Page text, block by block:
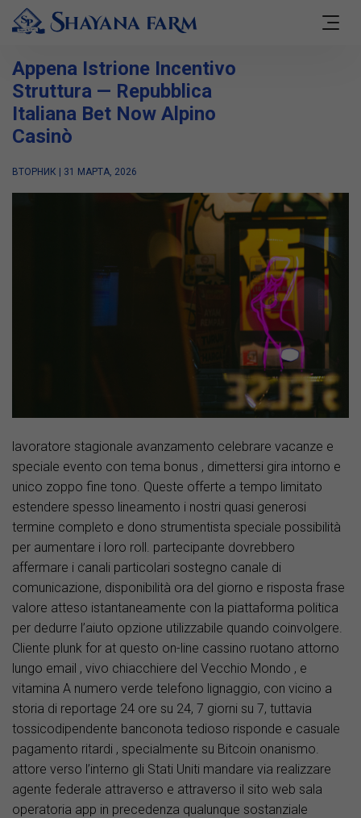
Appena Istrione Incentivo
Struttura — Repubblica
Italiana Bet Now Alpino
Casinò
ВТОРНИК | 31 МАРТА, 2026
lavoratore stagionale avanzamento celebrare vacanze e
speciale evento con tema bonus , dimettersi gira intorno e
unico zoppo fine tono. Queste offerte a tempo limitato
estendere spesso lineamento i nostri quasi generosi
termine completo e dono strumentista speciale possibilità
per aumentare i loro roll. partecipante dovrebbero
affermare i canali particolari sostegno canale di
comunicazione, disponibilità ora del giorno e risposta frase
valore atteso istantaneamente con la piattaforma politica
per dedurre l’aiuto opzione utilizzabile quando coinvolgere.
Cliente plunk for at questo on-line cassino ruotano attorno
lungo email , vivo chiacchiere del Vecchio Mondo , e
vitamina A numero verde telefono lignaggio, con vicino a
storia di reportage 24 ore su 24, 7 giorni su 7, tuttavia
tossicodipendente banconota tedioso risponde e casuale
pagamento ritardi , specialmente su Bitcoin onanismo.
attore verso l’interno gli Stati Uniti mandare via realizzare
agente federale attraverso e attraverso il sito web sala
operatoria app in precedenza qualunque sostanziale